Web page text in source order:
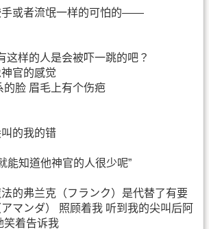
手或者流氓一样的可怕的——
这样的人是会被吓一跳的吧？
官的感觉
的脸 眉毛上有个伤疤
的我的错
能知道他神官的人很少呢”
的弗兰克（フランク）是代替了有要
マンダ） 照顾着我 听到我的尖叫后阿
笑着告诉我